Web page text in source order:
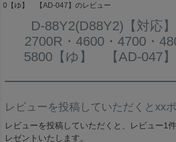
0【ゆ】 【AD-047】のレビュー
D-88Y2(D88Y2)【対応】
2700R・4600・4700・
5800【ゆ】 【AD-047
レビューを投稿していただくとxx
レビューを投稿していただくと、レビュー1
レゼントいたします。